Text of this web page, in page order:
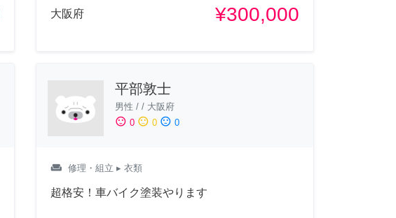
大阪府 ¥300,000
平部敦士
男性 / / 大阪府
sentiment_satisfied 0 sentiment_neutral 0 sentiment_dissatisfied 0
weekend 修理・組立 ▸ 衣類
超格安！車バイク塗装やります